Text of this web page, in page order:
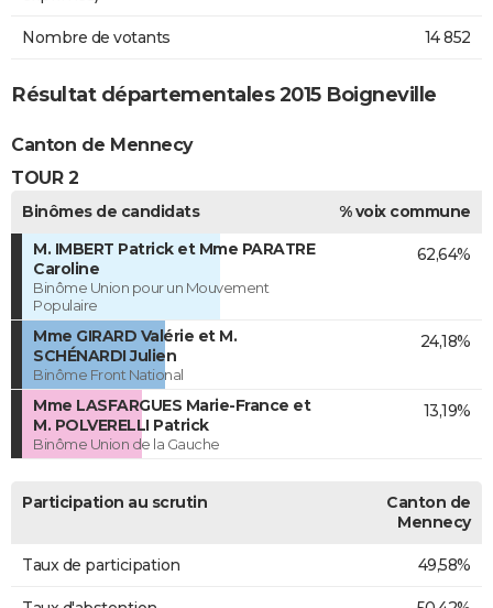
Nombre de votants 14 852
Résultat départementales 2015 Boigneville
Canton de Mennecy
TOUR 2
Binômes de candidats
% voix commune
M. IMBERT Patrick et Mme PARATRE
Caroline
Binôme Union pour un Mouvement
Populaire
62,64%
Mme GIRARD Valérie et M.
SCHÉNARDI Julien
Binôme Front National
24,18%
Mme LASFARGUES Marie-France et
M. POLVERELLI Patrick
Binôme Union de la Gauche
13,19%
Participation au scrutin
Canton de
Mennecy
Taux de participation 49,58%